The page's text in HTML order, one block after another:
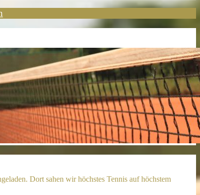
Dort sahen wir höchstes Tennis auf höchstem